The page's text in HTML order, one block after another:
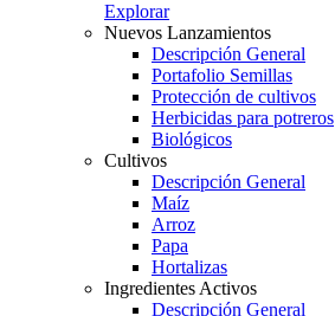
Explorar
Nuevos Lanzamientos
Descripción General
Portafolio Semillas
Protección de cultivos
Herbicidas para potreros
Biológicos
Cultivos
Descripción General
Maíz
Arroz
Papa
Hortalizas
Ingredientes Activos
Descripción General